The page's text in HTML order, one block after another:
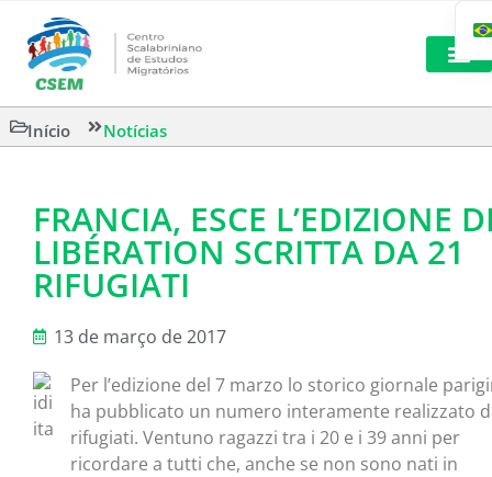
Início Notícias
FRANCIA, ESCE L’EDIZIONE
LIBÉRATION SCRITTA DA 21
RIFUGIATI
13 de março de 2017
Per l’edizione del 7 marzo lo storico giornale
ha pubblicato un numero interamente realizzato
rifugiati. Ventuno ragazzi tra i 20 e i 39 anni per
ricordare a tutti che, anche se non sono nati in